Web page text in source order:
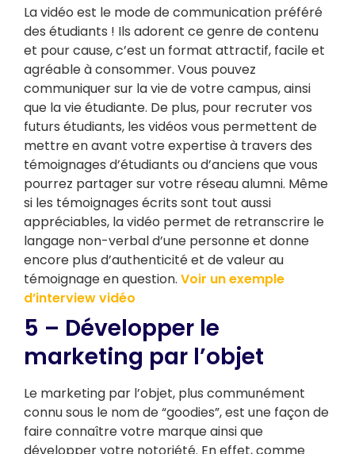
La vidéo est le mode de communication préféré
des étudiants ! Ils adorent ce genre de contenu
et pour cause, c’est un format attractif, facile et
agréable à consommer. Vous pouvez
communiquer sur la vie de votre campus, ainsi
que la vie étudiante. De plus, pour recruter vos
futurs étudiants, les vidéos vous permettent de
mettre en avant votre expertise à travers des
témoignages d’étudiants ou d’anciens que vous
pourrez partager sur votre réseau alumni. Même
si les témoignages écrits sont tout aussi
appréciables, la vidéo permet de retranscrire le
langage non-verbal d’une personne et donne
encore plus d’authenticité et de valeur au
témoignage en question. Voir un exemple
d’interview vidéo
5 – Développer le
marketing par l’objet
Le marketing par l’objet, plus communément
connu sous le nom de “goodies”, est une façon de
faire connaître votre marque ainsi que